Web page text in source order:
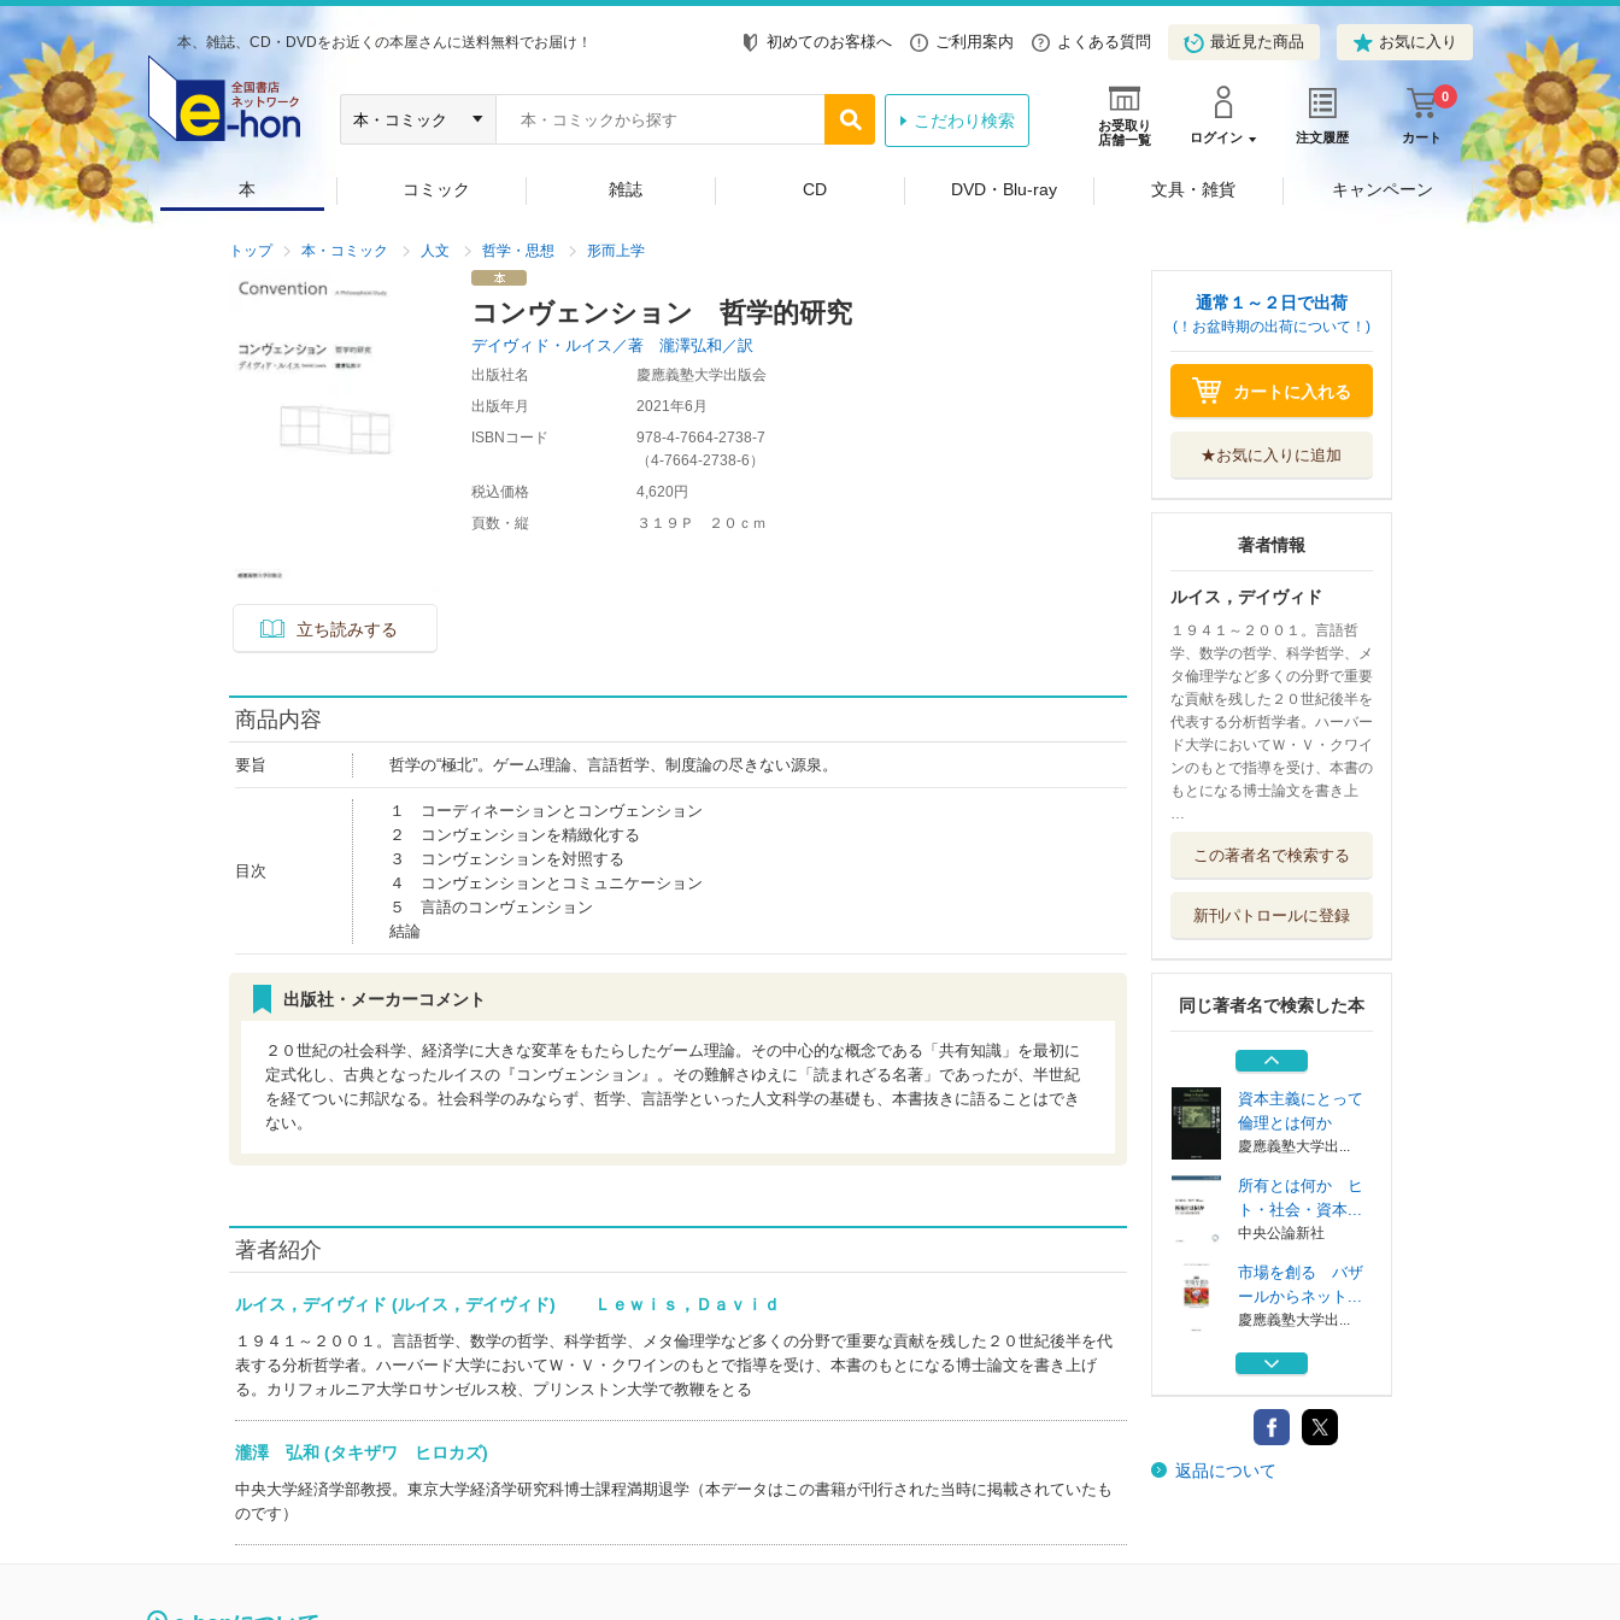
本、雑誌、CD・DVDをお近くの本屋さんに送料無料でお届け！ 初めてのお客様へ ご利用案内 よくある質問 最近見た商品 お気に入り
お受取り
店舗一覧
ログイン 注文履歴 カート
0
こだわり検索
本 コミック 雑誌 CD DVD・Blu-ray 文具・雑貨 キャンペーン
トップ 本・コミック 人文 哲学・思想 形而上学
立ち読みする
コンヴェンション 哲学的研究
デイヴィド・ルイス／著 瀧澤弘和／訳
出版社名
慶應義塾大学出版会
出版年月
2021年6月
ISBNコード
978-4-7664-2738-7
（4-7664-2738-6 ）
税込価格
4,620円
頁数・縦
３１９Ｐ ２０ｃｍ
商品内容
要旨 哲学の“極北”。ゲーム理論、言語哲学、制度論の尽きない源泉。
目次
１ コーディネーションとコンヴェンション
２ コンヴェンションを精緻化する
３ コンヴェンションを対照する
４ コンヴェンションとコミュニケーション
５ 言語のコンヴェンション
結論
出版社・メーカーコメント
２０世紀の社会科学、経済学に大きな変革をもたらしたゲーム理論。その中心的な概念である「共有知識」を最初に
定式化し、古典となったルイスの『コンヴェンション』。その難解さゆえに「読まれざる名著」であったが、半世紀
を経てついに邦訳なる。社会科学のみならず、哲学、言語学といった人文科学の基礎も、本書抜きに語ることはでき
ない。
著者紹介
ルイス，デイヴィド (ルイス，デイヴィド) Ｌｅｗｉｓ，Ｄａｖｉｄ
１９４１～２００１。言語哲学、数学の哲学、科学哲学、メタ倫理学など多くの分野で重要な貢献を残した２０世紀後半を代
表する分析哲学者。ハーバード大学においてＷ・Ｖ・クワインのもとで指導を受け、本書のもとになる博士論文を書き上げ
る。カリフォルニア大学ロサンゼルス校、プリンストン大学で教鞭をとる
瀧澤 弘和 (タキザワ ヒロカズ)
中央大学経済学部教授。東京大学経済学研究科博士課程満期退学（本データはこの書籍が刊行された当時に掲載されていたも
のです）
通常１～２日で出荷
(！お盆時期の出荷について！)
カートに入れる
★お気に入りに追加
著者情報
ルイス，デイヴィド
１９４１～２００１。言語哲
学、数学の哲学、科学哲学、メ
タ倫理学など多くの分野で重要
な貢献を残した２０世紀後半を
代表する分析哲学者。ハーバー
ド大学においてＷ・Ｖ・クワイ
ンのもとで指導を受け、本書の
もとになる博士論文を書き上
…
この著者名で検索する
新刊パトロールに登録
同じ著者名で検索した本
ールからネット...
制度とは何か 社
慶應義塾大学出...
現代経済学 ゲー
ム理論・行動経...
中央公論新社
資本主義にとって
倫理とは何か
慶應義塾大学出...
所有とは何か ヒ
ト・社会・資本...
中央公論新社
市場を創る バザ
ールからネット...
慶應義塾大学出...
制度とは何か 社
慶應義塾大学出...
現代経済学 ゲー
ム理論・行動経...
返品について